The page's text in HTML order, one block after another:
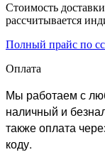
Стоимость
рассчитывается
Полный прайс по
Оплата
Мы работаем с
наличный и
также оплата
коду.